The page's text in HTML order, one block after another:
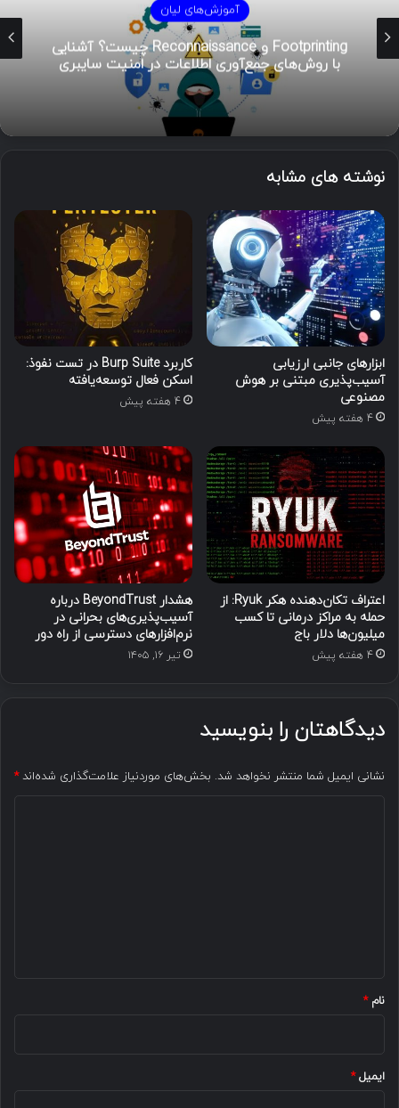
آموزش‌های لیان
هوش تهدیدات سایبری (CTI)؛ راهنمای جامع از
تحلیل تا مدیریت رخداد
نوشته های مشابه
ابزارهای جانبی ارزیابی
آسیب‌پذیری مبتنی بر هوش
مصنوعی
4 هفته پیش
کاربرد Burp Suite در تست نفوذ:
اسکن فعال توسعه‌یافته
4 هفته پیش
اعتراف تکان‌دهنده هکر Ryuk: از
حمله به مراکز درمانی تا کسب
میلیون‌ها دلار باج
4 هفته پیش
هشدار BeyondTrust درباره
آسیب‌پذیری‌های بحرانی در
نرم‌افزارهای دسترسی از راه دور
تیر ۱۶, ۱۴۰۵
دیدگاهتان را بنویسید
نشانی ایمیل شما منتشر نخواهد شد. بخش‌های موردنیاز علامت‌گذاری شده‌اند*
نام*
ایمیل*